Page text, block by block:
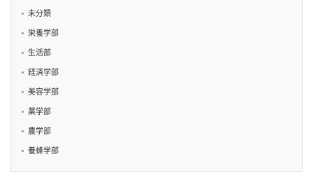
未分類
栄養学部
生活部
経済学部
美容学部
薬学部
農学部
養蜂学部